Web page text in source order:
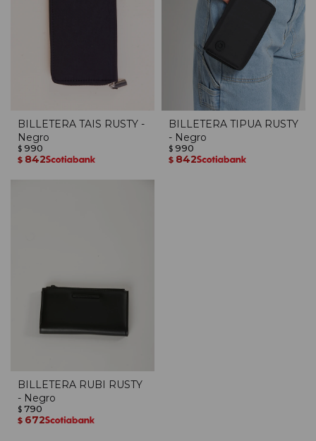
BILLETERA TAIS RUSTY -
Negro
$ 990
$ 842
BILLETERA TIPUA RUSTY
- Negro
$ 990
$ 842
BILLETERA RUBI RUSTY
- Negro
$ 790
$ 672